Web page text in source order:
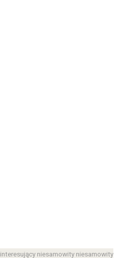
interesujący niesamowity niesamowity